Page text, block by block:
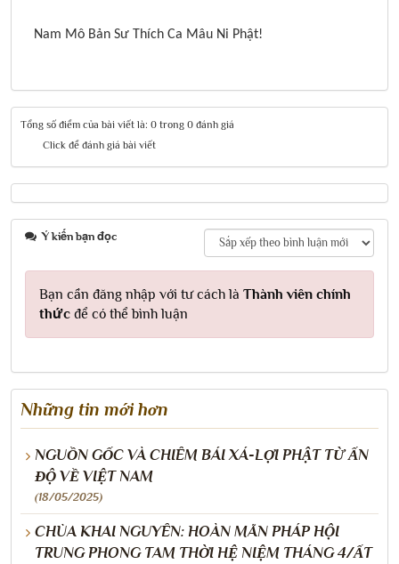
Nam Mô Bản Sư Thích Ca Mâu Ni Phật!
Tổng số điểm của bài viết là: 0 trong 0 đánh giá
Click để đánh giá bài viết
Ý kiến bạn đọc
Bạn cần đăng nhập với tư cách là Thành viên chính
thức để có thể bình luận
Những tin mới hơn
NGUỒN GỐC VÀ CHIÊM BÁI XÁ-LỢI PHẬT TỪ ẤN
ĐỘ VỀ VIỆT NAM
(18/05/2025)
CHÙA KHAI NGUYÊN: HOÀN MÃN PHÁP HỘI
TRUNG PHONG TAM THỜI HỆ NIỆM THÁNG 4/ẤT